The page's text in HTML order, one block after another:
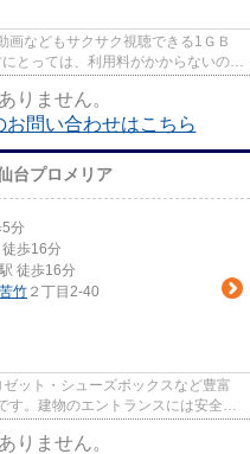
画などもサクサク視聴できる1ＧＢ
とっては、利用料がかからないので
りません。
問い合わせはこちら
台プロメリア
5分
徒歩16分
駅 徒歩16分
苦竹 ２丁目2-40
ット・シューズボックスなど豊富
す。建物のエントランスには安全性
りません。